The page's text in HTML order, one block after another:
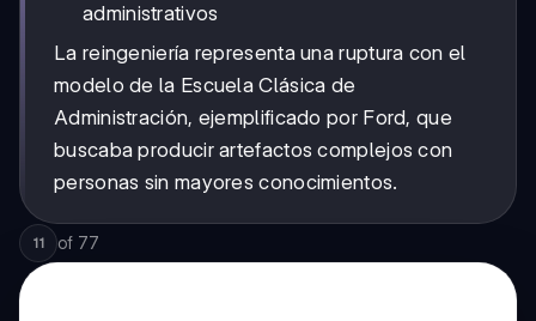
administrativos
La reingeniería representa una ruptura con el
modelo de la Escuela Clásica de
Administración, ejemplificado por Ford, que
buscaba producir artefactos complejos con
personas sin mayores conocimientos.
11 of 77